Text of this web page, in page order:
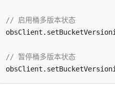
// 启用桶多版本状态
// 暂停桶多版本状态